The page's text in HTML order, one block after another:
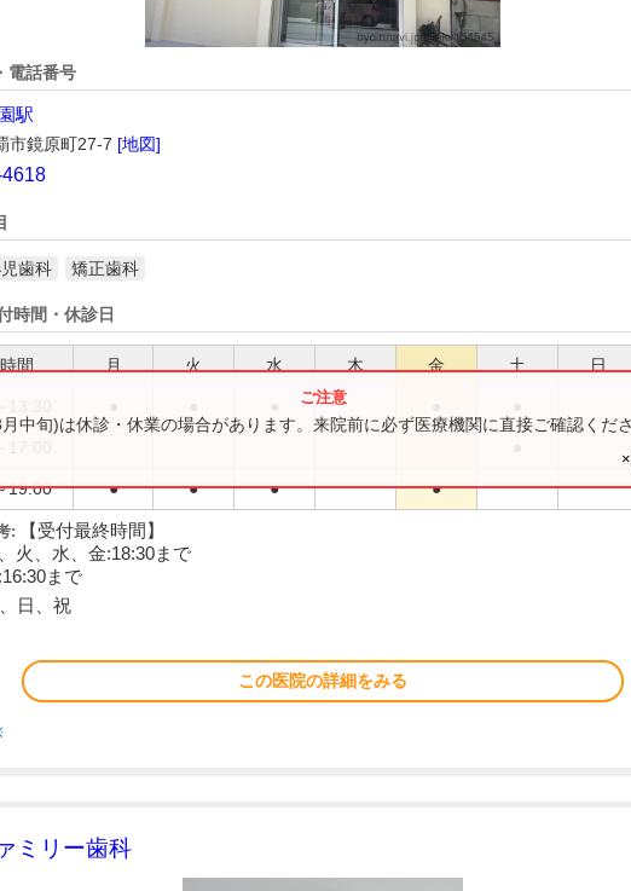
電話番号
駅
市鏡原町27-7 [地図]
歯科 矯正歯科
時間・休診日
間 月 火 水 木 金 土 日
19:00 ● ● ● ●
中旬)は休診・休業の場合があります。来院前に必ず医療機関に直接ご確認くださ
:
【受付最終時間】
火、水、金:18:30まで
まで
日、祝
この医院の詳細をみる
ミリー歯科